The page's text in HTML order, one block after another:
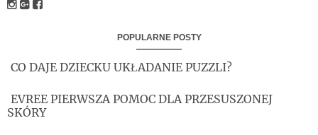
POPULARNE POSTY
CO DAJE DZIECKU UKŁADANIE PUZZLI?
EVREE PIERWSZA POMOC DLA PRZESUSZONEJ
SKÓRY